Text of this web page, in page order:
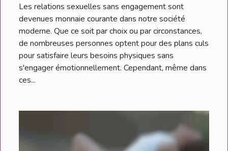
Les relations sexuelles sans engagement sont
devenues monnaie courante dans notre société
moderne. Que ce soit par choix ou par circonstances,
de nombreuses personnes optent pour des plans culs
pour satisfaire leurs besoins physiques sans
s'engager émotionnellement. Cependant, même dans
ces...